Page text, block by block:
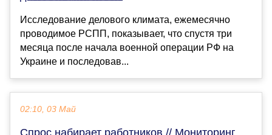
Исследование делового климата, ежемесячно
проводимое РСПП, показывает, что спустя три
месяца после начала военной операции РФ на
Украине и последовав...
02:10, 03 Май
Спрос набирает работников // Мониторинг